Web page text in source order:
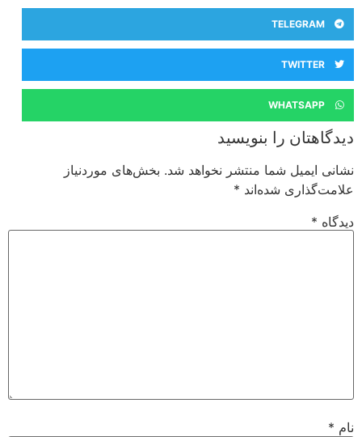
TELEGRAM
TWITTER
WHATSAPP
دیدگاهتان را بنویسید
نشانی ایمیل شما منتشر نخواهد شد. بخش‌های موردنیاز
علامت‌گذاری شده‌اند*
دیدگاه*
نام*